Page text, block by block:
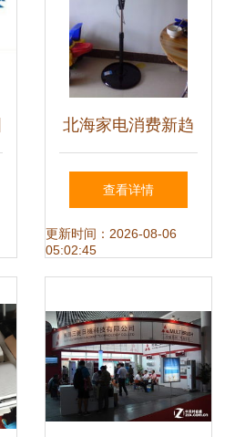
北海家电消费新趋
势 智能与节能成家
庭升级主角
查看详情
更新时间：2026-08-06
05:02:45